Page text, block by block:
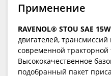
Применение
RAVENOL® STOU SAE
двигателей,
современной тракторной
Высококачественное
подобранный пакет